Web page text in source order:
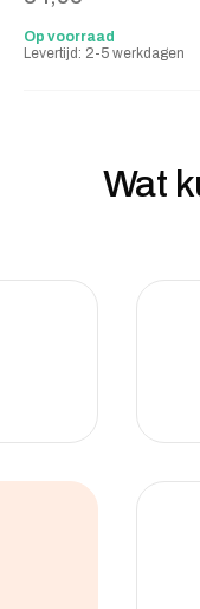
Op voorraad
Levertijd: 2-5 werkdagen
Wat